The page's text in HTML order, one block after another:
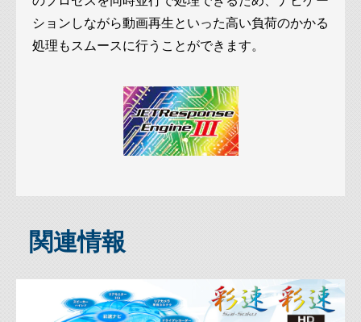
ションしながら動画再生といった高い負荷のかかる
処理もスムースに行うことができます。
関連情報